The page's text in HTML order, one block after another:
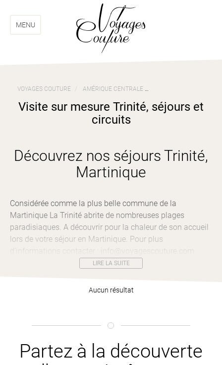
menu
contenuMENU
VOYAGES COUTURE AMÉRIQUE CENTRALE
Visite sur mesure Trinité, séjours et
circuits
Découvrez nos séjours Trinité,
Martinique
Considérée comme la plus belle commune de la
Martinique La Trinité abrite de nombreuses plages
paradisiaques. A découvrir pour la chaleur de son accueil
lors de votre séjour en Martinique. Pour plus
d’informations contacter : info@voyagescouture.com
LIRE LA SUITE
Aucun résultat
Partez à la découverte